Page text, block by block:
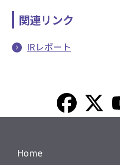
関連リンク
IRレポート
Home